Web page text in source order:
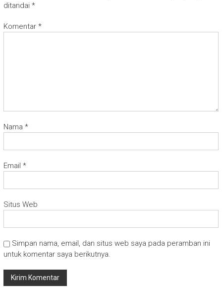
ditandai *
Komentar *
Nama *
Email *
Situs Web
Simpan nama, email, dan situs web saya pada peramban ini
untuk komentar saya berikutnya.